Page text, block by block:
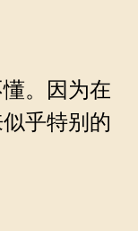
。因为在
乎特别的